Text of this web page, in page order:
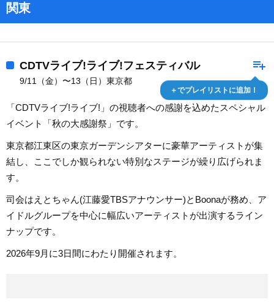
関東
playlist_add
＋でプレイリストに追加！
CDTVライブ!ライブ!フェスティバル
9/11（金）〜13（日）東京都
「CDTVライブ!ライブ!」の視聴者への感謝を込めたスペシャル
イベント「秋の大感謝祭」です。
東京都江東区の東京ガーデンシアターに豪華アーティストが集
結し、ここでしか観られない特別なステージが繰り広げられま
す。
司会はえとちゃん(江藤愛TBSアナウンサー)とBoonaが務め、ア
イドルグループを中心に幅広いアーティストが出演するライン
ナップです。
2026年9月に3日間にわたり開催されます。